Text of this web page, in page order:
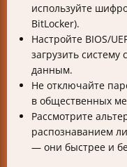
используйте
BitLocker).
Настройте BIOS/
загрузить
данным.
Не отключайте
в общественных
Рассмотрите
распознаванием
— они быстрее и